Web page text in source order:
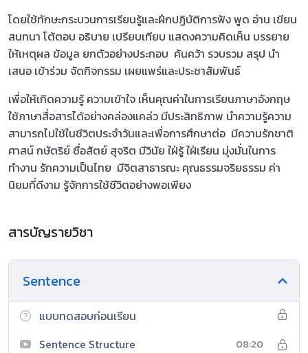
โดยใช้ทักษะกระบวนการเรียนรู้และฝึกปฏิบัติการฟัง พูด อ่าน เขียน
สนทนา โต้ตอบ อธิบาย เปรียบเทียบ แสดงความคิดเห็น บรรยาย
ให้เหตุผล ข้อมูล ยกตัวอย่างประกอบ ค้นคว้า รวบรวม สรุป นำ
เสนอ เข้าร่วม จัดกิจกรรม เผยแพร่และประชาสัมพันธ์
เพื่อให้เกิดความรู้ ความเข้าใจ เห็นคุณค่าในการเรียนภาษาอังกฤษ
ใช้ภาษาสื่อสารได้อย่างคล่องแคล่ว มีประสิทธิภาพ นำความรู้ความ
สามารถไปใช้ในชีวิตประจำวันและเพื่อการศึกษาต่อ มีความรักชาติ
ศาสน์ กษัตริย์ ซื่อสัตย์ สุจริต มีวินัย ใฝ่รู้ ใฝ่เรียน มุ่งมั่นในการ
ทำงาน รักความเป็นไทย มีจิตสาธารณะ คุณธรรมจริยธรรม ค่า
นิยมที่ดีงาม รู้จักการใช้ชีวิตอย่างพอเพียง
สารบัญรายวิชา
Sentence
แบบทดสอบก่อนเรียน
Sentence Structure
08:20